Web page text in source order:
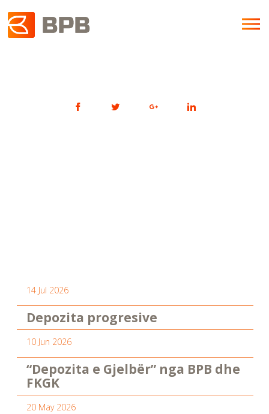
14 Jul 2026
Depozita progresive
10 Jun 2026
“Depozita e Gjelbër” nga BPB dhe
FKGK
20 May 2026